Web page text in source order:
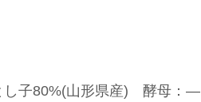
し子80%(山形県産) 酵母：―